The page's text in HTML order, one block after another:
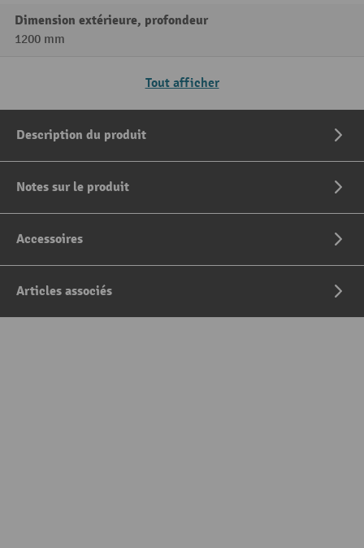
Dimension extérieure, profondeur
1200 mm
Tout afficher
Description du produit
Notes sur le produit
Accessoires
Articles associés